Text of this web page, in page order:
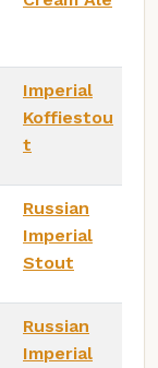
Imperial
Koffiestou
t
Russian
Imperial
Stout
Russian
Imperial